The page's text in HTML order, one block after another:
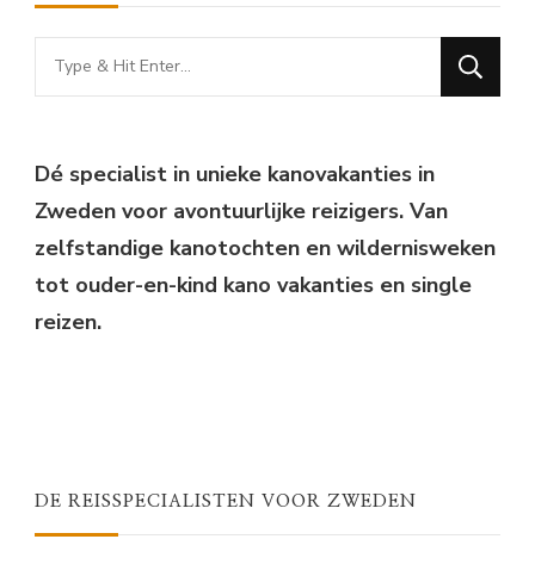
Looking
for
Dé specialist in unieke kanovakanties in
Zweden voor avontuurlijke reizigers. Van
zelfstandige kanotochten en wildernisweken
tot ouder-en-kind kano vakanties en single
reizen.
DE REISSPECIALISTEN VOOR ZWEDEN